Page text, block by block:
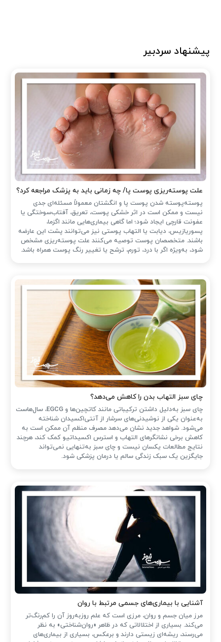
پیشنهاد سردبیر
علت پوسته‌ریزی پوست پا/ چه زمانی باید به پزشک مراجعه کرد؟
پوسته‌پوسته شدن پوست پا و انگشتان معمولاً مسئله‌ای جدی
نیست و ممکن است در اثر خشکی پوست، تعریق، آفتاب‌سوختگی یا
عفونت قارچی ایجاد شود؛ اما گاهی بیماری‌هایی مانند اگزما،
پسوریازیس، دیابت یا التهاب پوستی نیز می‌توانند پشت این عارضه
باشند. متخصصان پوست توصیه می‌کنند علت پوسته‌ریزی مشخص
شود، به‌ویژه اگر با درد، تورم، ترشح یا تغییر رنگ پوست همراه باشد.
چای سبز التهاب بدن را کاهش می‌دهد؟
چای سبز به‌دلیل داشتن ترکیباتی مانند کاتچین‌ها و EGCG، سال‌هاست
به‌عنوان یکی از نوشیدنی‌های سرشار از آنتی‌اکسیدان شناخته
می‌شود. شواهد جدید نشان می‌دهد مصرف منظم آن ممکن است به
کاهش برخی نشانگرهای التهاب و استرس اکسیداتیو کمک کند، هرچند
نتایج مطالعات یکسان نیست و چای سبز به‌تنهایی نمی‌تواند
جایگزین یک سبک زندگی سالم یا درمان پزشکی شود.
آشنایی با بیماری‌های جسمی مرتبط با روان
مرز میان جسم و روان، مرزی است که علم روزبه‌روز آن را کم‌رنگ‌تر
می‌کند. بسیاری از اختلالاتی که در ظاهر «روان‌شناختی» به نظر
می‌رسند، ریشه‌ای زیستی دارند و برعکس، بسیاری از بیماری‌های